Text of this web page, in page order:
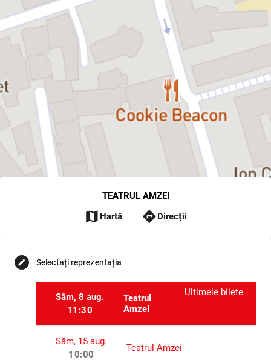
TEATRUL AMZEI
map Hartă directionsDirecții
edit Selectați reprezentația
Sâm, 8 aug.
11:30
Teatrul
Amzei
Ultimele bilete
Sâm, 15 aug.
10:00
Teatrul Amzei